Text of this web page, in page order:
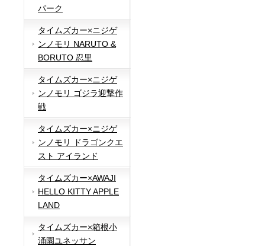
パーク
タイムズカー×ニジゲ
ンノモリ NARUTO &
BORUTO 忍里
タイムズカー×ニジゲ
ンノモリ ゴジラ迎撃作
戦
タイムズカー×ニジゲ
ンノモリ ドラゴンクエ
スト アイランド
タイムズカー×AWAJI
HELLO KITTY APPLE
LAND
タイムズカー×箱根小
涌園ユネッサン